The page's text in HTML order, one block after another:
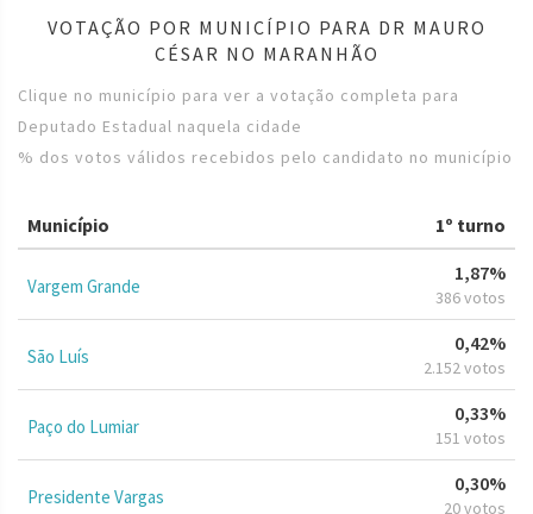
VOTAÇÃO POR MUNICÍPIO PARA DR MAURO
CÉSAR NO MARANHÃO
Clique no município para ver a votação completa para
Deputado Estadual naquela cidade
% dos votos válidos recebidos pelo candidato no município
Município 1º turno
Vargem Grande
1,87%
386 votos
São Luís
0,42%
2.152 votos
Paço do Lumiar
0,33%
151 votos
Presidente Vargas
0,30%
20 votos